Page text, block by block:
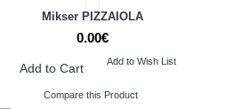
Mikser PIZZAIOLA
0.00€
Add to Cart Add to Wish List
Compare this Product